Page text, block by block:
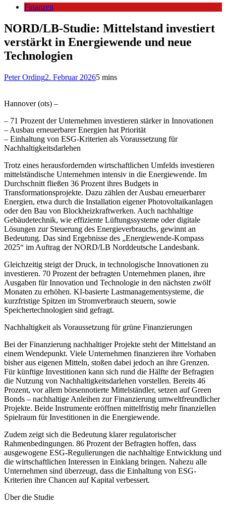
Finanzen
NORD/LB-Studie: Mittelstand investiert
verstärkt in Energiewende und neue
Technologien
Peter Ording2. Februar 20265 mins
Hannover (ots) –
– 71 Prozent der Unternehmen investieren stärker in Innovationen
– Ausbau erneuerbarer Energien hat Priorität
– Einhaltung von ESG-Kriterien als Voraussetzung für
Nachhaltigkeitsdarlehen
Trotz eines herausfordernden wirtschaftlichen Umfelds investieren
mittelständische Unternehmen intensiv in die Energiewende. Im
Durchschnitt fließen 36 Prozent ihres Budgets in
Transformationsprojekte. Dazu zählen der Ausbau erneuerbarer
Energien, etwa durch die Installation eigener Photovoltaikanlagen
oder den Bau von Blockheizkraftwerken. Auch nachhaltige
Gebäudetechnik, wie effiziente Lüftungssysteme oder digitale
Lösungen zur Steuerung des Energieverbrauchs, gewinnt an
Bedeutung. Das sind Ergebnisse des „Energiewende-Kompass
2025“ im Auftrag der NORD/LB Norddeutsche Landesbank.
Gleichzeitig steigt der Druck, in technologische Innovationen zu
investieren. 70 Prozent der befragten Unternehmen planen, ihre
Ausgaben für Innovation und Technologie in den nächsten zwölf
Monaten zu erhöhen. KI-basierte Lastmanagementsysteme, die
kurzfristige Spitzen im Stromverbrauch steuern, sowie
Speichertechnologien sind gefragt.
Nachhaltigkeit als Voraussetzung für grüne Finanzierungen
Bei der Finanzierung nachhaltiger Projekte steht der Mittelstand an
einem Wendepunkt. Viele Unternehmen finanzieren ihre Vorhaben
bisher aus eigenen Mitteln, stoßen dabei jedoch an ihre Grenzen.
Für künftige Investitionen kann sich rund die Hälfte der Befragten
die Nutzung von Nachhaltigkeitsdarlehen vorstellen. Bereits 46
Prozent, vor allem börsennotierte Mittelständler, setzen auf Green
Bonds – nachhaltige Anleihen zur Finanzierung umweltfreundlicher
Projekte. Beide Instrumente eröffnen mittelfristig mehr finanziellen
Spielraum für Investitionen in die Energiewende.
Zudem zeigt sich die Bedeutung klarer regulatorischer
Rahmenbedingungen. 86 Prozent der Befragten hoffen, dass
ausgewogene ESG-Regulierungen die nachhaltige Entwicklung und
die wirtschaftlichen Interessen in Einklang bringen. Nahezu alle
Unternehmen sind überzeugt, dass die Einhaltung von ESG-
Kriterien ihre Chancen auf Kapital verbessert.
Über die Studie